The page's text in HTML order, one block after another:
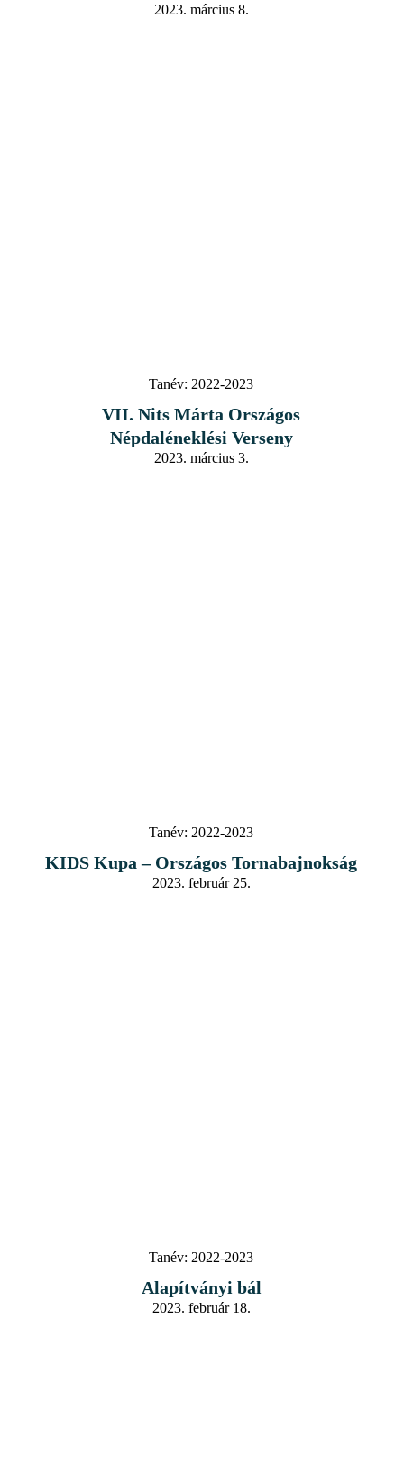
2023. március 8.
Tanév: 2022-2023
VII. Nits Márta Országos
Népdaléneklési Verseny
2023. március 3.
Tanév: 2022-2023
KIDS Kupa – Országos Tornabajnokság
2023. február 25.
Tanév: 2022-2023
Alapítványi bál
2023. február 18.